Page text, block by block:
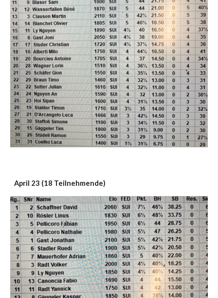
April 23 (18 Teilnehmende)